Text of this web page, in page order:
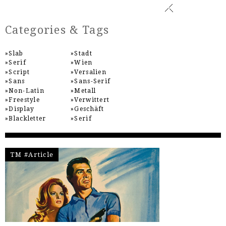
Categories & Tags
Slab
Serif
Script
Sans
Non-Latin
Freestyle
Display
Blackletter
Stadt
Wien
Versalien
Sans-Serif
Metall
Verwittert
Geschäft
Serif
TM #Article